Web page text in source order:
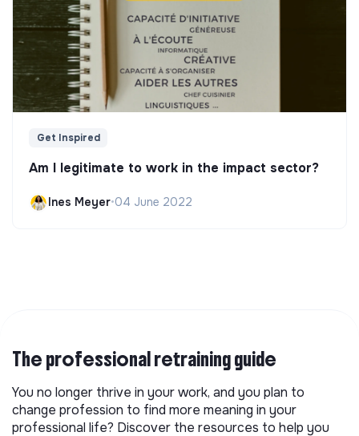
Get Inspired
Am I legitimate to work in the impact sector?
Ines Meyer•04 June 2022
The professional retraining guide
You no longer thrive in your work, and you plan to
change profession to find more meaning in your
professional life? Discover the resources to help you